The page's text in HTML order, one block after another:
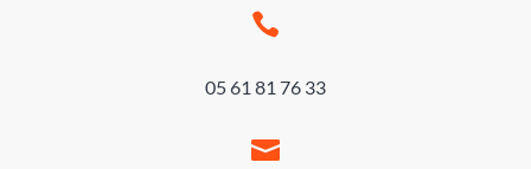

05 61 81 76 33
